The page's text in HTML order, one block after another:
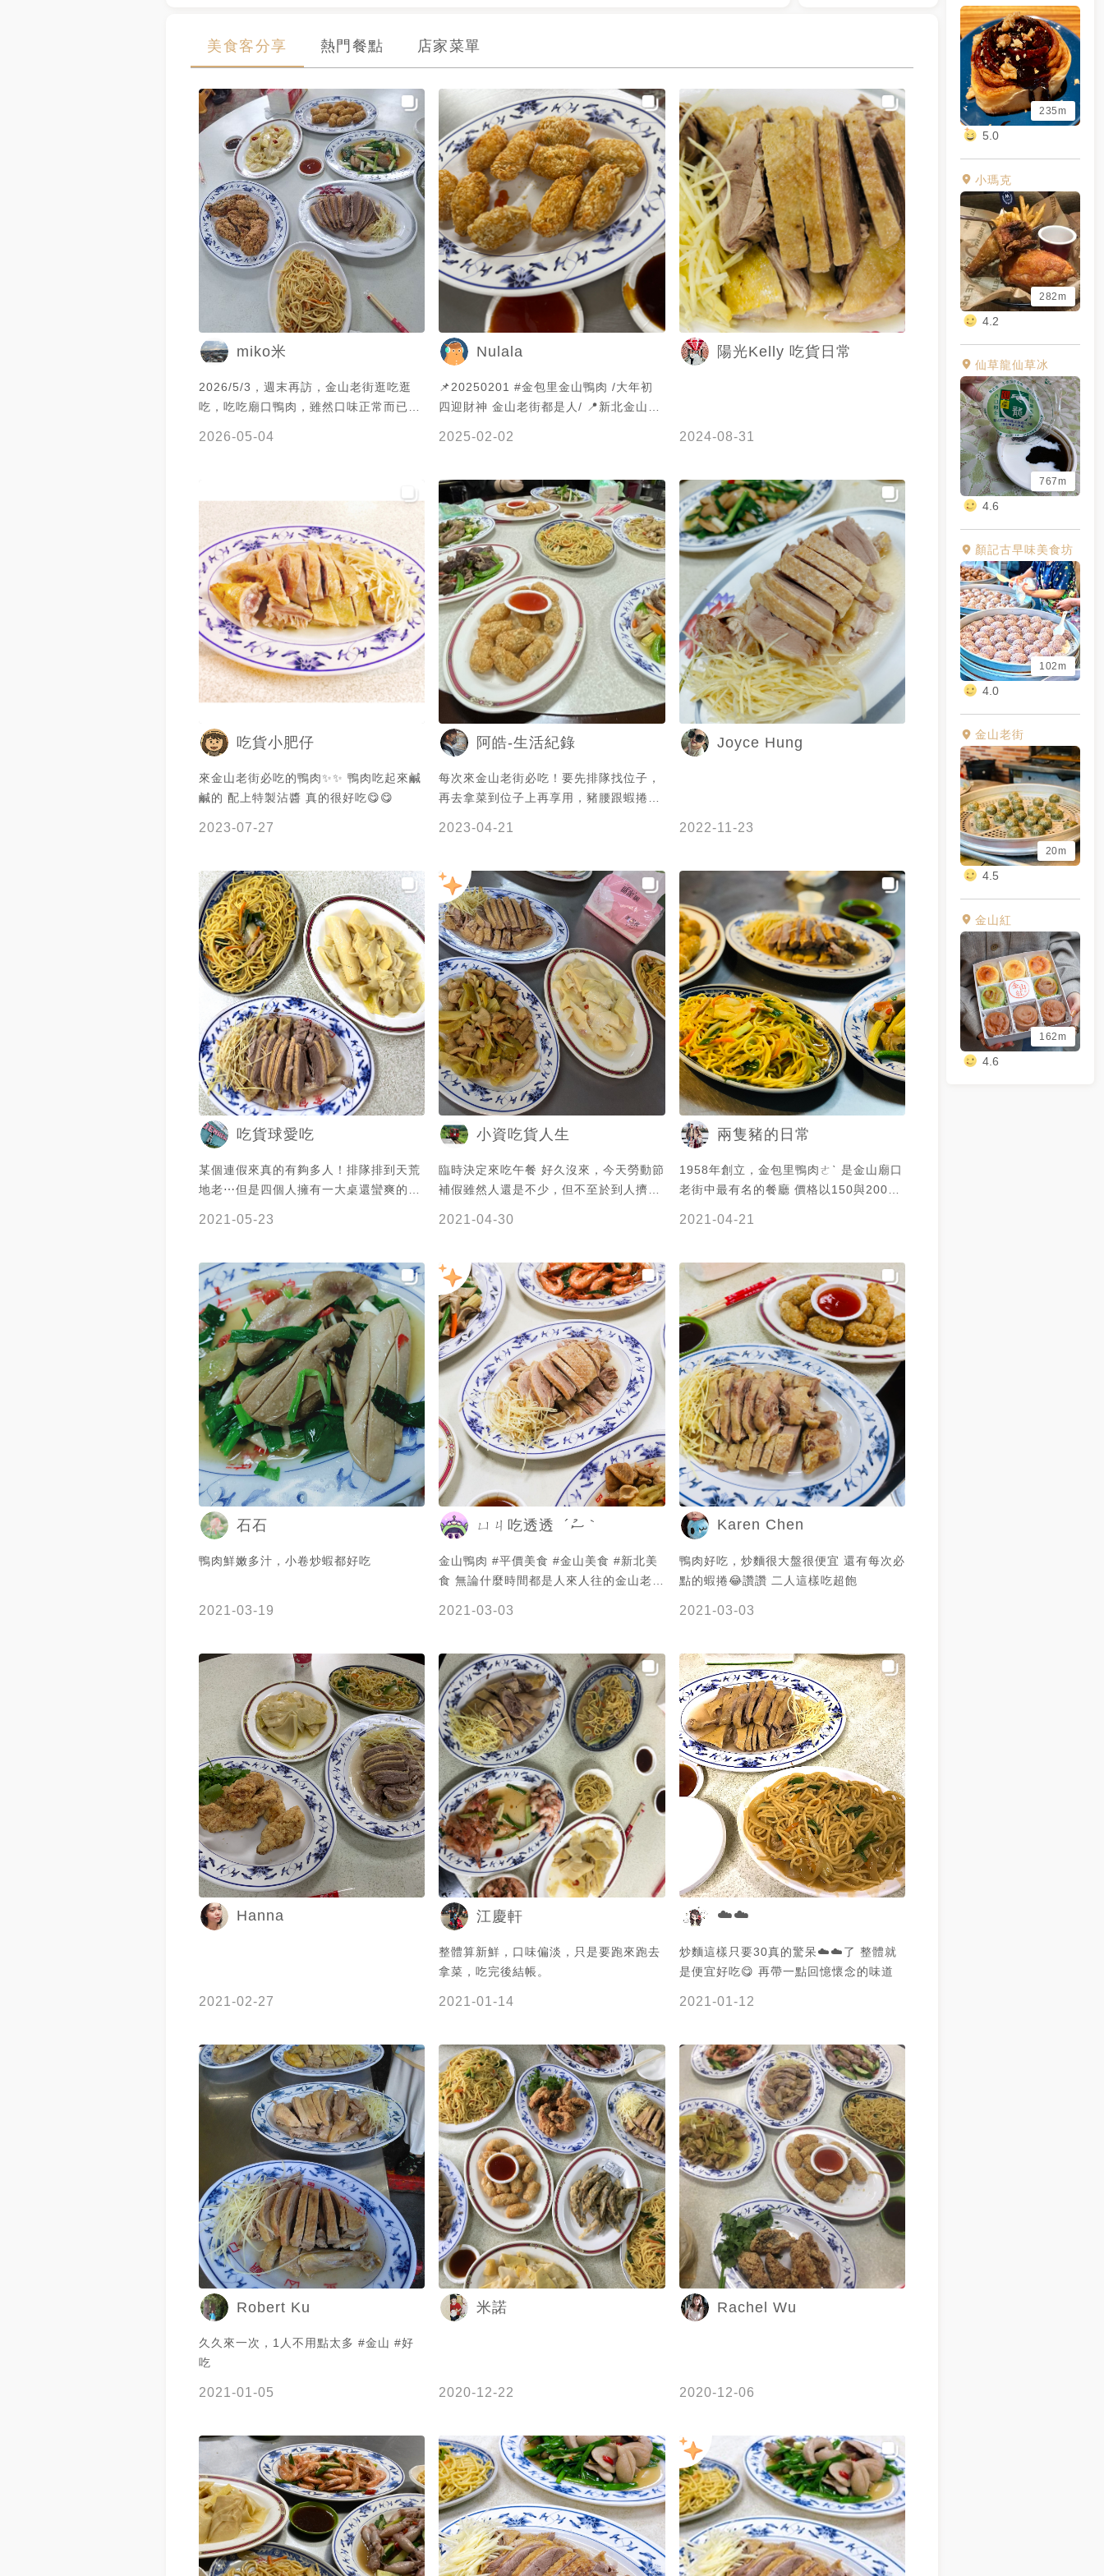
235m
5.0
小瑪克
282m
4.2
仙草龍仙草冰
767m
4.6
顏記古早味美食坊
102m
4.0
金山老街
20m
4.5
金山紅
162m
4.6
美食客分享 熱門餐點 店家菜單
miko米
2026/5/3，週末再訪，金山老街逛吃逛
吃，吃吃廟口鴨肉，雖然口味正常而已，
又不好吃，好奇都是下飯菜為何不賣白
飯。
2026-05-04
Nulala
📌20250201 #金包里金山鴨肉 /大年初
四迎財神 金山老街都是人/ 📍新北金山老
2025-02-02
陽光Kelly 吃貨日常
2024-08-31
吃貨小肥仔
來金山老街必吃的鴨肉✨✨ 鴨肉吃起來鹹
鹹的 配上特製沾醬 真的很好吃😋😋
2023-07-27
阿皓-生活紀錄
每次來金山老街必吃！要先排隊找位子，
再去拿菜到位子上再享用，豬腰跟蝦捲很
2023-04-21
Joyce Hung
2022-11-23
吃貨球愛吃
某個連假來真的有夠多人！排隊排到天荒
地老⋯但是四個人擁有一大桌還蠻爽的，
#金山美食
2021-05-23
小資吃貨人生
臨時決定來吃午餐 好久沒來，今天勞動節
補假雖然人還是不少，但不至於到人擠
高...
2021-04-30
兩隻豬的日常
1958年創立，金包里鴨肉ㄜˋ 是金山廟口
老街中最有名的餐廳 價格以150與200元
的好吃關鍵 是養足一百三十天的鴨子 這
的鴨肉，淋上調味過的鴨湯 吃起來不會太
澀而且很有滋味 鴨肉皆以買 1/2 隻或是
1/4 隻的鴨肉盤在賣1/2 隻價格約 200 –
230 1/4 隻價格則落在 400 – 450 鴨肉
口味帶有濕潤感，不會太柴 而且也沒有腥
味 炒麵若想要 可直接跟服務人員講要幾
份即可 份量還算多，有肉絲和配料 整體
而言 人擠人的金山老街 時不時會看到有
人端著盤子在街上走動 總是有絡繹不絕的
人潮 平價又好吃的金山鴨肉
2021-04-21
石石
鴨肉鮮嫩多汁，小卷炒蝦都好吃
2021-03-19
ㄩㄐ吃透透 ´ސު｀
金山鴨肉 #平價美食 #金山美食 #新北美
食 無論什麼時間都是人來人往的金山老街
味好吃 記得是一盤200元 便宜又大份🤤 -
📍 新北市金山區金包里街104號 ⏲ 9:00-
18:00 - #ㄩㄐ吃の圓滾滾🍍
2021-03-03
Karen Chen
鴨肉好吃，炒麵很大盤很便宜 還有每次必
點的蝦捲😂讚讚 二人這樣吃超飽
2021-03-03
Hanna
2021-02-27
江慶軒
整體算新鮮，口味偏淡，只是要跑來跑去
拿菜，吃完後結帳。
2021-01-14
☁️☁️
炒麵這樣只要30真的驚呆☁️☁️了 整體就
是便宜好吃😋 再帶一點回憶懷念的味道
2021-01-12
Robert Ku
久久來一次，1人不用點太多 #金山 #好
吃
2021-01-05
米諾
2020-12-22
Rachel Wu
2020-12-06